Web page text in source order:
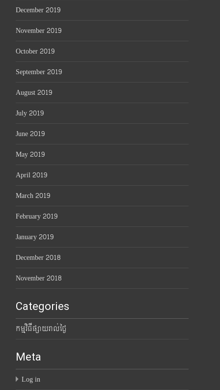
December 2019
November 2019
October 2019
September 2019
August 2019
July 2019
June 2019
May 2019
April 2019
March 2019
February 2019
January 2019
December 2018
November 2018
Categories
កម្មវិធីផ្សាយរាល់ថ្ងៃ
Meta
Log in